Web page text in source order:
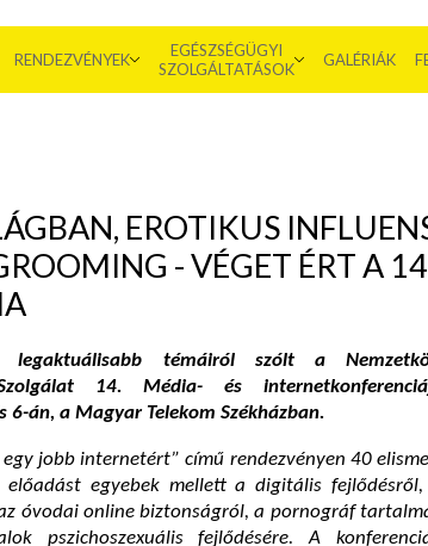
RENDEZVÉNYEK
EGÉSZSÉGÜGYI
SZOLGÁLTATÁSOK
GALÉRIÁK
EROTIKUS
- VÉGET ÉRT A
témáiról szólt a
14. Média- és
6-án, a Magyar Telekom Székházban.
egy jobb internetért” című rendezvényen 40
előadást egyebek mellett a digitális
óvodai online biztonságról, a pornográf
pszichoszexuális fejlődésére. A